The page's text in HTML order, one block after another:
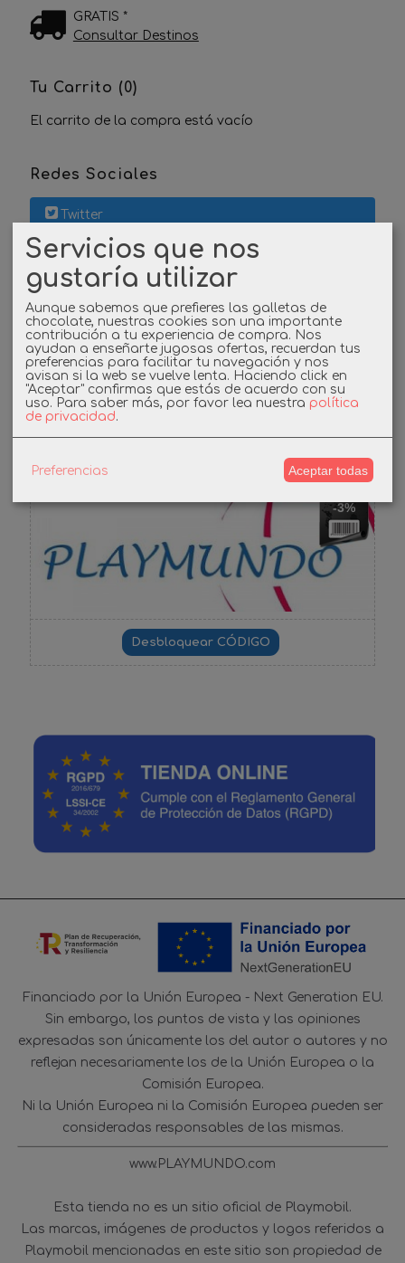
GRATIS *
Consultar Destinos
Tu Carrito (0)
El carrito de la compra está vacío
Redes Sociales
Twitter
Linkedin
Instagram
Facebook
Cupones
-3%
Financiado por la Unión Europea - Next Generation EU.
Sin embargo, los puntos de vista y las opiniones
expresadas son únicamente los del autor o autores y no
reflejan necesariamente los de la Unión Europea o la
Comisión Europea.
Ni la Unión Europea ni la Comisión Europea pueden ser
consideradas responsables de las mismas.
www.PLAYMUNDO.com
Esta tienda no es un sitio oficial de Playmobil.
Las marcas, imágenes de productos y logos referidos a
Playmobil mencionadas en este sitio son propiedad de
Servicios que nos
gustaría utilizar
Aunque sabemos que prefieres las galletas de
chocolate, nuestras cookies son una importante
contribución a tu experiencia de compra. Nos
ayudan a enseñarte jugosas ofertas, recuerdan tus
preferencias para facilitar tu navegación y nos
avisan si la web se vuelve lenta. Haciendo click en
"Aceptar" confirmas que estás de acuerdo con su
uso. Para saber más, por favor lea nuestra política
de privacidad.
Preferencias Aceptar todas